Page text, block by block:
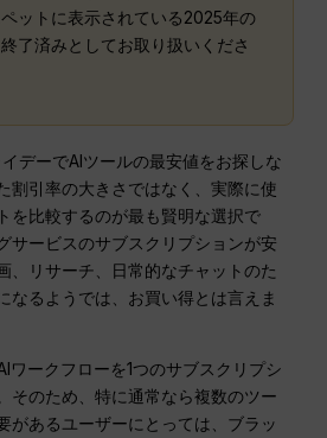
ットに表示されている2025年の
了済みとしてお取り扱いくださ
デーでAIツールの最安値をお探しな
割引率の大きさではなく、実際に使
を比較するのが最も賢明な選択で
サービスのサブスクリプションが安
、リサーチ、日常的なチャットのた
なるようでは、お買い得とは言えま
ワークフローを1つのサブスクリプシ
そのため、特に通常なら複数のツー
があるユーザーにとっては、ブラッ